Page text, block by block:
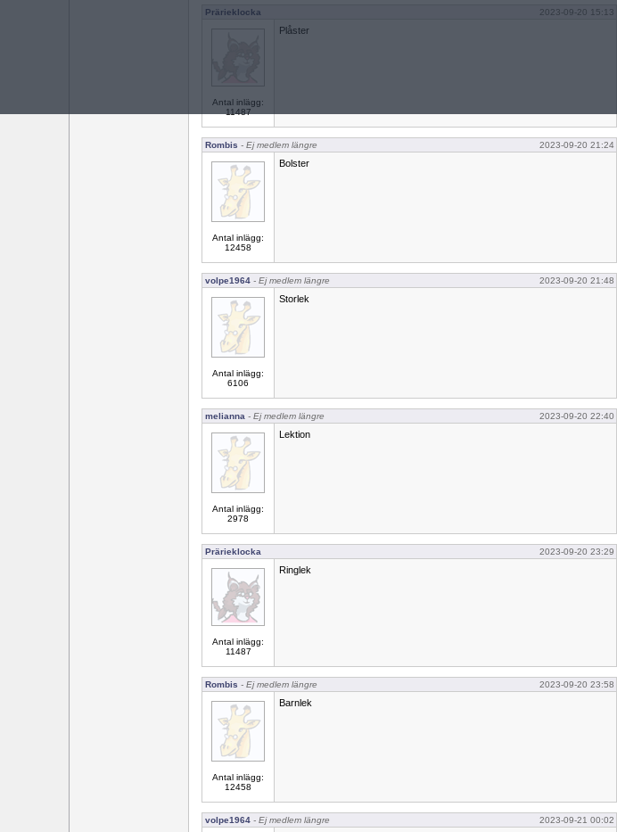
Prärieklocka 2023-09-20 15:13
Antal inlägg:
11487
Plåster
Rombis - Ej medlem längre 2023-09-20 21:24
Antal inlägg:
12458
Bolster
volpe1964 - Ej medlem längre 2023-09-20 21:48
Antal inlägg:
6106
Storlek
melianna - Ej medlem längre 2023-09-20 22:40
Antal inlägg:
2978
Lektion
Prärieklocka 2023-09-20 23:29
Antal inlägg:
11487
Ringlek
Rombis - Ej medlem längre 2023-09-20 23:58
Antal inlägg:
12458
Barnlek
volpe1964 - Ej medlem längre 2023-09-21 00:02